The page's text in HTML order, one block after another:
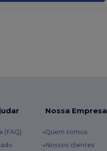
(FAQ)
Nossa Empresa
Quem somos
Nossos clientes